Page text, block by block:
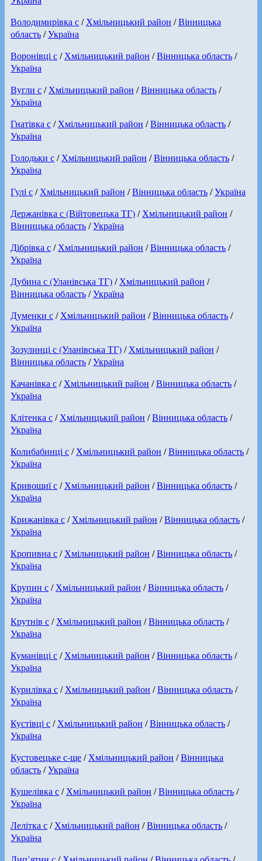
Володимирівка с/Хмільницький район /Вінницька
область/Україна
Воронівці с/Хмільницький район /Вінницька область/
Україна
Вугли с/Хмільницький район /Вінницька область/
Україна
Гнатівка с/Хмільницький район /Вінницька область/
Україна
Голодьки с/Хмільницький район /Вінницька область/
Україна
Гулі с/Хмільницький район /Вінницька область/Україна
Держанівка с (Війтовецька ТГ)/Хмільницький район /
Вінницька область/Україна
Дібрівка с/Хмільницький район /Вінницька область/
Україна
Дубина с (Уланівська ТГ)/Хмільницький район /
Вінницька область/Україна
Думенки с/Хмільницький район /Вінницька область/
Україна
Зозулинці с (Уланівська ТГ)/Хмільницький район /
Вінницька область/Україна
Качанівка с/Хмільницький район /Вінницька область/
Україна
Клітенка с/Хмільницький район /Вінницька область/
Україна
Колибабинці с/Хмільницький район /Вінницька область/
Україна
Кривошиї с/Хмільницький район /Вінницька область/
Україна
Крижанівка с/Хмільницький район /Вінницька область/
Україна
Кропивна с/Хмільницький район /Вінницька область/
Україна
Крупин с/Хмільницький район /Вінницька область/
Україна
Крутнів с/Хмільницький район /Вінницька область/
Україна
Куманівці с/Хмільницький район /Вінницька область/
Україна
Курилівка с/Хмільницький район /Вінницька область/
Україна
Кустівці с/Хмільницький район /Вінницька область/
Україна
Кустовецьке с-ще/Хмільницький район /Вінницька
область/Україна
Кушелівка с/Хмільницький район /Вінницька область/
Україна
Лелітка с/Хмільницький район /Вінницька область/
Україна